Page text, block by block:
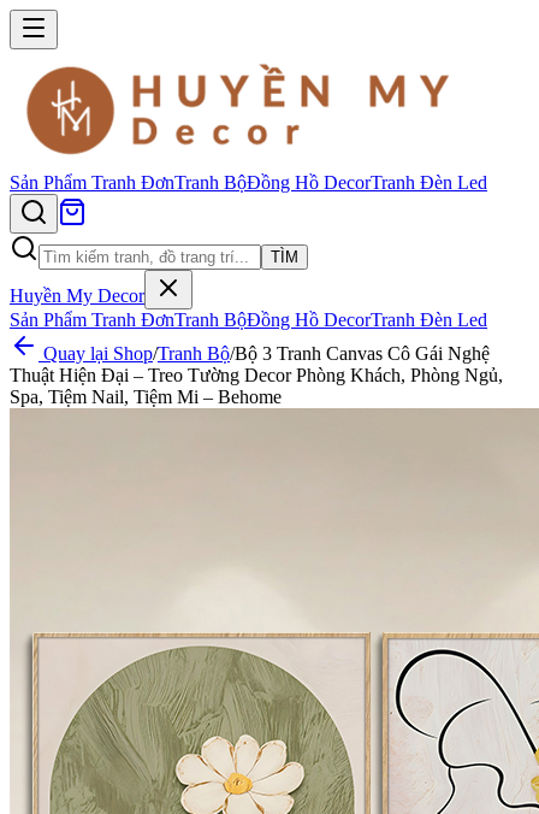
Sản Phẩm Tranh ĐơnTranh BộĐồng Hồ DecorTranh Đèn Led
TÌM
Huyền My Decor
Sản Phẩm Tranh ĐơnTranh BộĐồng Hồ DecorTranh Đèn Led
Quay lại Shop/Tranh Bộ/Bộ 3 Tranh Canvas Cô Gái Nghệ
Thuật Hiện Đại – Treo Tường Decor Phòng Khách, Phòng Ngủ,
Spa, Tiệm Nail, Tiệm Mi – Behome